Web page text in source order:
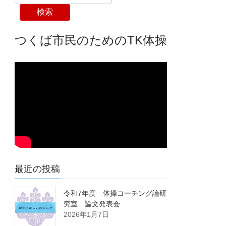
検索
つくば市民のためのTK体操
最近の投稿
令和7年度 体操コーチング論研
究室 論文発表会
2026年1月7日